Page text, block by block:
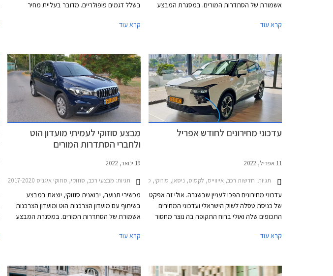
אשמורת של הסתדרות המורים. במסגרת המבצע
ייהנו הרוכשים מהנחות ממחיר המחירון ומהטבות
מבית מכשירי תנועה, עם אופציה לחבילת שירות
הכוללת טיפולים תקופתיים, החלפת צמיגים,
והחלפת מצבר.
קרא עוד
בשלל דגמים פופולריים. מדובר בעליית מחיר
קרא עוד
עדכוני מחירונים לחודש אפריל
11 אפריל, 2022
תגיות: חדשות רכב, אייווייס, לקסוס, ניסאן, סוזוקי, סוזוקי איגניס 2020-2025, אייווייס U5 2021-2023, לקסוס IS 2021-2026, לקסוס LS 2018-2021, לקסוס NX 2022-2026, ניסאן ג'וק 2020-2024, ניסאן מיקרה 2019-2023, ניסאן אלטימה 2019-2023, סוזוקי סוויפט 2020-2024סוזוקי ג'ימני 2019-2025
עדכוני מחירונים הפכו לעניין שבשגרה. אולי זה אפקט
של כניסת טסלה לשוק הישראלי ועדכוני המחירים
התכופים שלה ואולי ברוח התקופה בה נוצר מחסור
ממפעלי הייצור של יצרניות הרכב משדרגים באופן
קרא עוד
מבצע סוזוקי לעמיתי מועדון הוט
ולחברי הסתדרות המורים
19 ינואר, 2022
תגיות: מבצעי רכב, סוזוקי, סוזוקי איגניס 2017-2020, סוזוקי ויטרה 2019-2025, סוזוקי סוויפט 2020-2024, סוזוקי קרוסאובר 2017-2022סוזוקי ג'ימני 2019-2025
מכשירי תנועה, יבואנית סוזוקי, יוצאת במבצע
בשיתוף עם מועדון הצרכנות הוט ומועדון הצרכנות
אשמורת של הסתדרות המורים. במסגרת המבצע
ייהנו הרוכשים מהנחות ממחיר המחירון והטבות
מכשירי תנועה, עם אופציה לחבילת שירות הכוללת
קרא עוד